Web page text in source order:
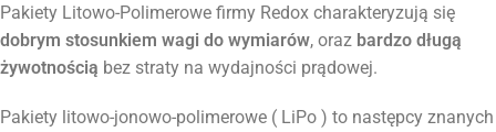
Pakiety Litowo-Polimerowe firmy Redox charakteryzują się
dobrym stosunkiem wagi do wymiarów, oraz bardzo długą
żywotnością bez straty na wydajności prądowej.
Pakiety litowo-jonowo-polimerowe ( LiPo ) to następcy znanych